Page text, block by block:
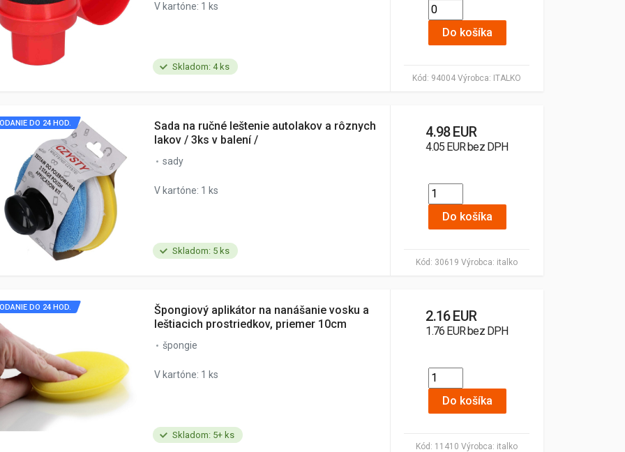
Skladom: 4 ks
Kód: 94004 Výrobca: ITALKO
V kartóne: 1 ks
Do košíka
Skladom: 5 ks
Kód: 30619 Výrobca: italko
DO 24 HOD.
Sada na ručné leštenie autolakov a rôznych
lakov / 3ks v balení /
sady
V kartóne: 1 ks
4.98 EUR
4.05 EUR bez DPH
Do košíka
Skladom: 5+ ks
Kód: 11410 Výrobca: italko
DO 24 HOD.
Špongiový aplikátor na nanášanie vosku a
leštiacich prostriedkov, priemer 10cm
špongie
V kartóne: 1 ks
2.16 EUR
1.76 EUR bez DPH
Do košíka